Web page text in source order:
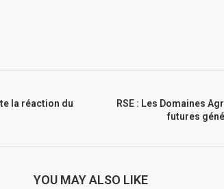
la réaction du
RSE : Les Domaines
futures
YOU MAY ALSO LIKE